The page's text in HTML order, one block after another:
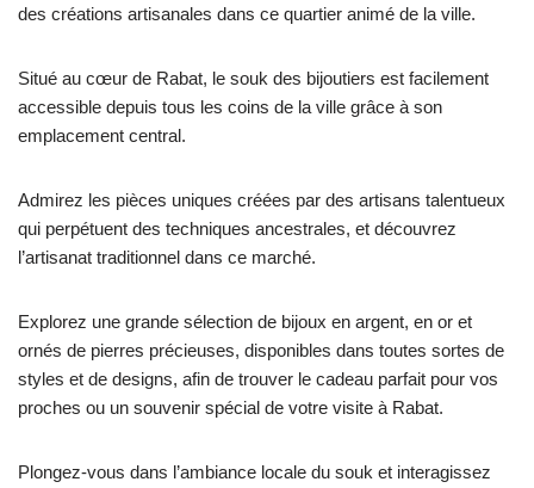
des créations artisanales dans ce quartier animé de la ville.
Situé au cœur de Rabat, le souk des bijoutiers est facilement
accessible depuis tous les coins de la ville grâce à son
emplacement central.
Admirez les pièces uniques créées par des artisans talentueux
qui perpétuent des techniques ancestrales, et découvrez
l’artisanat traditionnel dans ce marché.
Explorez une grande sélection de bijoux en argent, en or et
ornés de pierres précieuses, disponibles dans toutes sortes de
styles et de designs, afin de trouver le cadeau parfait pour vos
proches ou un souvenir spécial de votre visite à Rabat.
Plongez-vous dans l’ambiance locale du souk et interagissez